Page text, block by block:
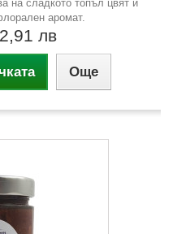
на сладкото топъл цвят и
аромат.
лв
Още